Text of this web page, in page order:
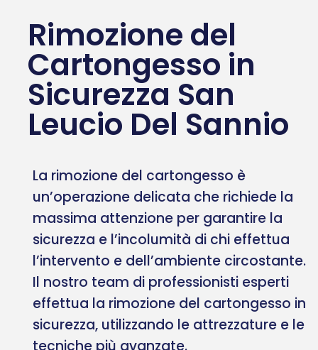
Rimozione del
Cartongesso in
Sicurezza San
Leucio Del Sannio
La rimozione del cartongesso è
un’operazione delicata che richiede la
massima attenzione per garantire la
sicurezza e l’incolumità di chi effettua
l’intervento e dell’ambiente circostante.
Il nostro team di professionisti esperti
effettua la rimozione del cartongesso in
sicurezza, utilizzando le attrezzature e le
tecniche più avanzate.